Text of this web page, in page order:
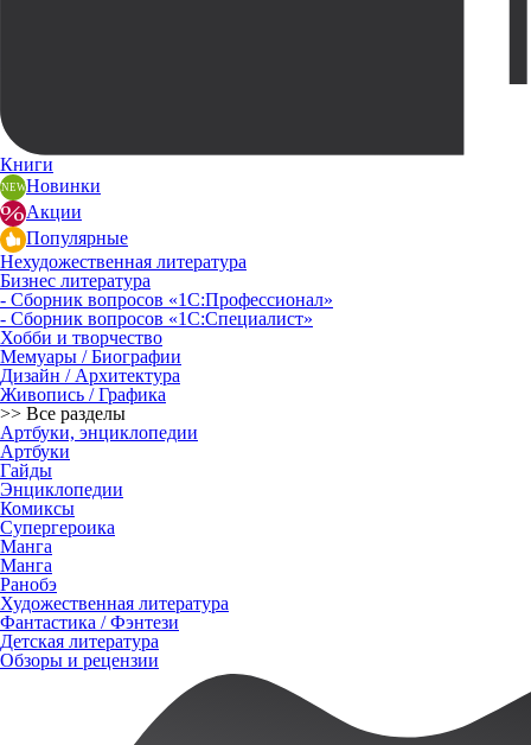
Книги
Новинки
Акции
Популярные
Нехудожественная литература
Бизнес литература
- Сборник вопросов «1С:Профессионал»
- Сборник вопросов «1С:Специалист»
Хобби и творчество
Мемуары / Биографии
Дизайн / Архитектура
Живопись / Графика
>> Все разделы
Артбуки, энциклопедии
Артбуки
Гайды
Энциклопедии
Комиксы
Супергероика
Манга
Манга
Ранобэ
Художественная литература
Фантастика / Фэнтези
Детская литература
Обзоры и рецензии